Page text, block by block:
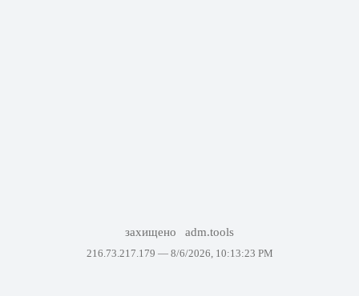
захищено adm.tools
216.73.217.179 — 8/6/2026, 10:13:23 PM